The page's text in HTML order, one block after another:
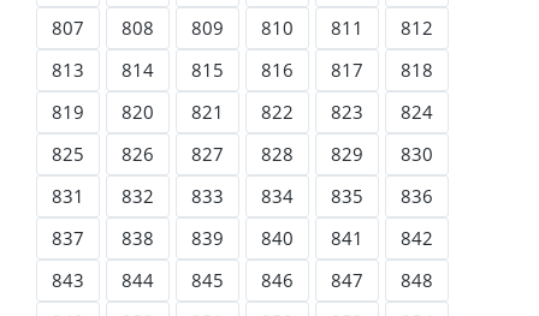
807
808 809 810 811
812
813
814 815 816 817
818
819
820 821 822 823
824
825
826 827 828 829
830
831
832 833 834 835
836
837
838 839 840 841
842
843
844 845 846 847
848